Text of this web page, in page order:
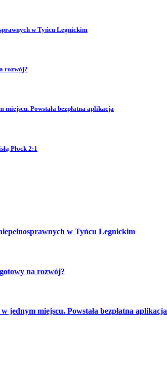
w Tyńcu Legnickim
rozwój?
Powstała bezpłatna aplikacja
Płock 2:1
w Tyńcu Legnickim
na rozwój?
jednym miejscu. Powstała bezpłatna aplikacja